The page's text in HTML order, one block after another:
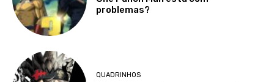
problemas?
QUADRINHOS